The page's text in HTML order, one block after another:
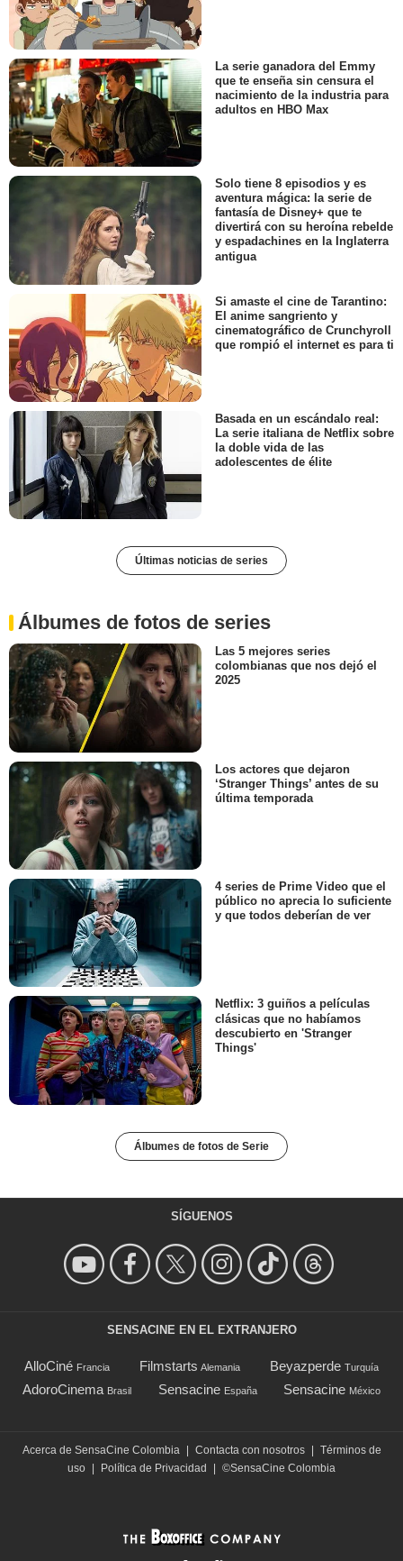
La serie ganadora del Emmy
que te enseña sin censura el
nacimiento de la industria para
adultos en HBO Max
Solo tiene 8 episodios y es
aventura mágica: la serie de
fantasía de Disney+ que te
divertirá con su heroína rebelde
y espadachines en la Inglaterra
antigua
Si amaste el cine de Tarantino:
El anime sangriento y
cinematográfico de Crunchyroll
que rompió el internet es para ti
Basada en un escándalo real:
La serie italiana de Netflix sobre
la doble vida de las
adolescentes de élite
Últimas noticias de series
Álbumes de fotos de series
Las 5 mejores series
colombianas que nos dejó el
2025
Los actores que dejaron
‘Stranger Things’ antes de su
última temporada
4 series de Prime Video que el
público no aprecia lo suficiente
y que todos deberían de ver
Netflix: 3 guiños a películas
clásicas que no habíamos
descubierto en 'Stranger
Things'
Álbumes de fotos de Serie
SÍGUENOS
SENSACINE EN EL EXTRANJERO
AlloCiné Francia Filmstarts Alemania Beyazperde Turquía
AdoroCinema Brasil Sensacine España Sensacine México
Acerca de SensaCine Colombia | Contacta con nosotros | Términos de
uso | Política de Privacidad | ©SensaCine Colombia